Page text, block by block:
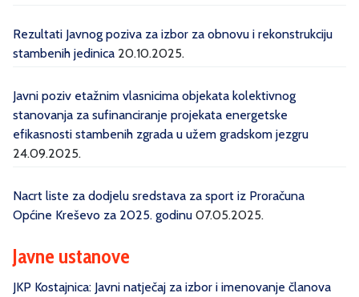
Rezultati Javnog poziva za izbor za obnovu i rekonstrukciju
stambenih jedinica 20.10.2025.
Javni poziv etažnim vlasnicima objekata kolektivnog
stanovanja za sufinanciranje projekata energetske
efikasnosti stambenih zgrada u užem gradskom jezgru
24.09.2025.
Nacrt liste za dodjelu sredstava za sport iz Proračuna
Općine Kreševo za 2025. godinu 07.05.2025.
Javne ustanove
JKP Kostajnica: Javni natječaj za izbor i imenovanje članova